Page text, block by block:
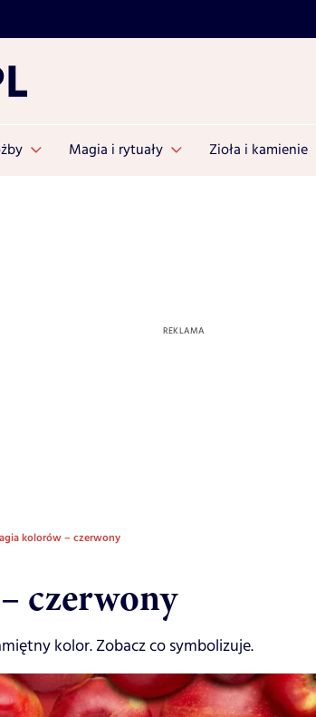
Magia i rytuały Zioła i kamienie
kolorów – czerwony
czerwony
kolor. Zobacz co symbolizuje.